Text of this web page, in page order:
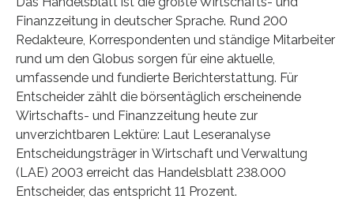
Finanzzeitung in deutscher Sprache. Rund 200
Redakteure, Korrespondenten und ständige Mitarbeiter
rund um den Globus sorgen für eine aktuelle,
umfassende und fundierte Berichterstattung. Für
Entscheider zählt die börsentäglich erscheinende
Wirtschafts- und Finanzzeitung heute zur
unverzichtbaren Lektüre: Laut Leseranalyse
Entscheidungsträger in Wirtschaft und Verwaltung
(LAE) 2003 erreicht das Handelsblatt 238.000
Entscheider, das entspricht 11 Prozent.